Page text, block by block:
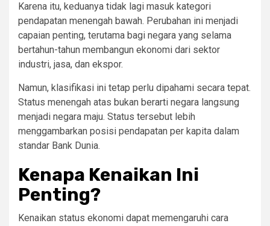
Karena itu, keduanya tidak lagi masuk kategori
pendapatan menengah bawah. Perubahan ini menjadi
capaian penting, terutama bagi negara yang selama
bertahun-tahun membangun ekonomi dari sektor
industri, jasa, dan ekspor.
Namun, klasifikasi ini tetap perlu dipahami secara tepat.
Status menengah atas bukan berarti negara langsung
menjadi negara maju. Status tersebut lebih
menggambarkan posisi pendapatan per kapita dalam
standar Bank Dunia.
Kenapa Kenaikan Ini
Penting?
Kenaikan status ekonomi dapat memengaruhi cara